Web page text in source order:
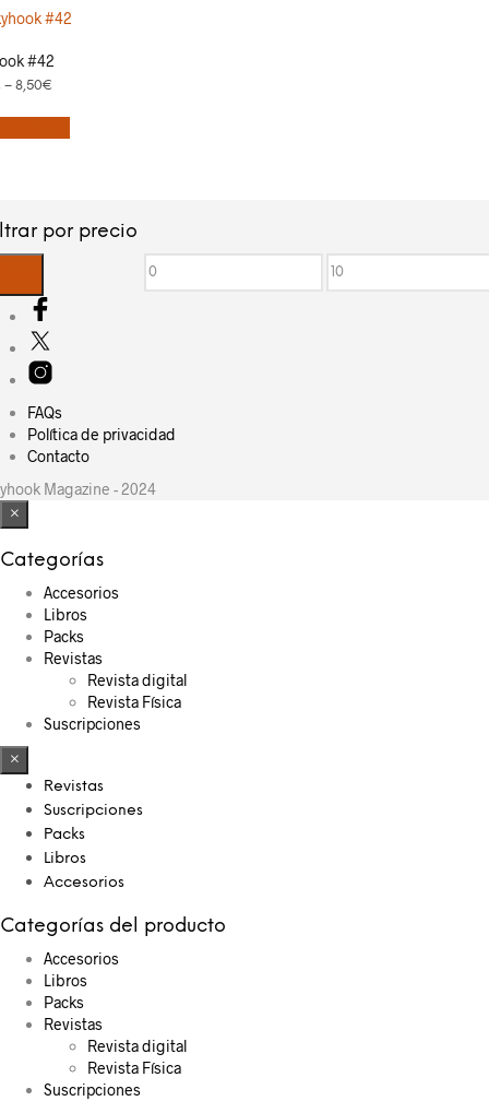
#42
– 8,50€
por precio
Precio Precio
FAQs
Política de privacidad
Contacto
Magazine - 2024
×
Categorías
Accesorios
Libros
Packs
Revistas
Revista digital
Revista Física
Suscripciones
×
Revistas
Suscripciones
Packs
Libros
Accesorios
Categorías del producto
Accesorios
Libros
Packs
Revistas
Revista digital
Revista Física
Suscripciones